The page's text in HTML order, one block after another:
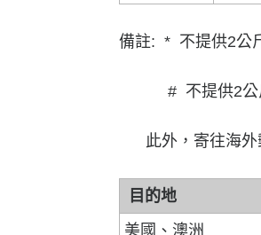
備註: * 不提供2公
# 不提供2公斤
此外，寄往海外
目的地
美國、澳洲